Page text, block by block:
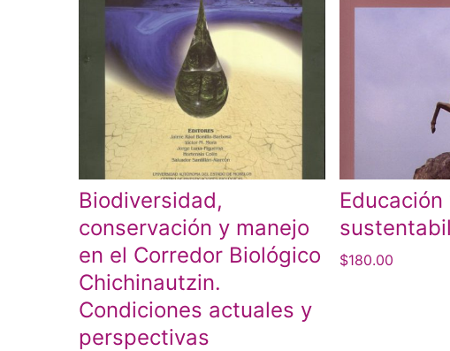
Biodiversidad,
conservación y manejo
en el Corredor Biológico
Chichinautzin.
Condiciones actuales y
perspectivas
$180.00